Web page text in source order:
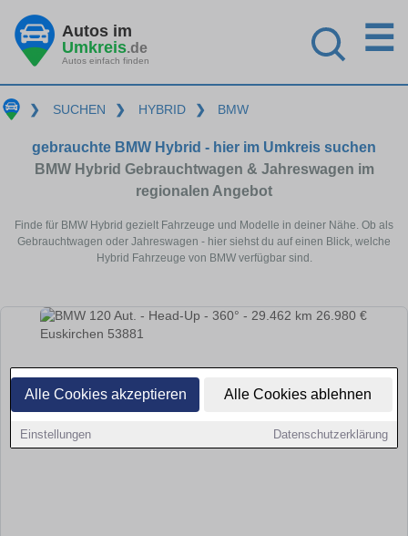
Alle Cookies akzeptieren Alle Cookies ablehnen
Einstellungen Datenschutzerklärung
Autos im
Umkreis.de
Autos einfach finden
☰
❯ SUCHEN ❯ HYBRID ❯ BMW
gebrauchte BMW Hybrid - hier im Umkreis suchen
BMW Hybrid Gebrauchtwagen & Jahreswagen im
regionalen Angebot
Finde für BMW Hybrid gezielt Fahrzeuge und Modelle in deiner Nähe. Ob als
Gebrauchtwagen oder Jahreswagen - hier siehst du auf einen Blick, welche
Hybrid Fahrzeuge von BMW verfügbar sind.